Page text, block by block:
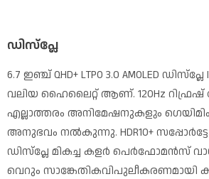
ഡിസ്‌പ്ലേ
6.7 ഇഞ്ച് QHD+ LTPO 3.0 AMOLED
വലിയ ഹൈലൈറ്റ് ആണ്. 120Hz റിഫ്രഷ്
എല്ലാത്തരം അനിമേഷനുകളും
അനുഭവം നൽകുന്നു. HDR10+
ഡിസ്‌പ്ലേ മികച്ച കളർ പെർഫോമൻസ്
വെറും